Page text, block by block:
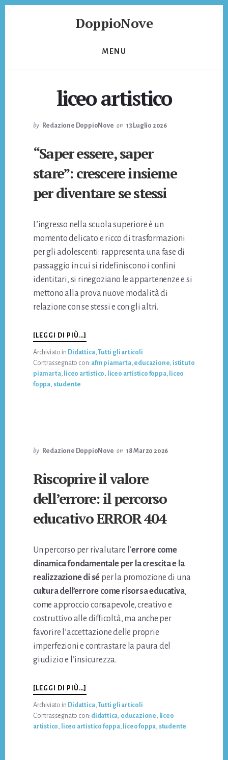
DoppioNove
MENU
liceo artistico
by Redazione DoppioNove on 13 Luglio 2026
“Saper essere, saper
stare”: crescere insieme
per diventare se stessi
L’ingresso nella scuola superiore è un
momento delicato e ricco di trasformazioni
per gli adolescenti: rappresenta una fase di
passaggio in cui si ridefiniscono i confini
identitari, si rinegoziano le appartenenze e si
mettono alla prova nuove modalità di
relazione con se stessi e con gli altri.
[LEGGI DI PIÙ…]
ESSERE,
SAPER
STARE”:
CRESCERE
Archiviato in: Didattica, Tutti gli articoli
Contrassegnato con: afm piamarta, educazione, istituto
piamarta, liceo artistico, liceo artistico foppa, liceo
foppa, studente
by Redazione DoppioNove on 18 Marzo 2026
Riscoprire il valore
dell’errore: il percorso
educativo ERROR 404
Un percorso per rivalutare l’errore come
dinamica fondamentale per la crescita e la
realizzazione di sé per la promozione di una
cultura dell’errore come risorsa educativa,
come approccio consapevole, creativo e
costruttivo alle difficoltà, ma anche per
favorire l’accettazione delle proprie
imperfezioni e contrastare la paura del
giudizio e l’insicurezza.
[LEGGI DI PIÙ…]
IL
VALORE
DELL’ERRORE:
IL
Archiviato in: Didattica, Tutti gli articoli
Contrassegnato con: didattica, educazione, liceo
artistico, liceo artistico foppa, liceo foppa, studente